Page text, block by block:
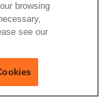
e Condições
browsing
see our